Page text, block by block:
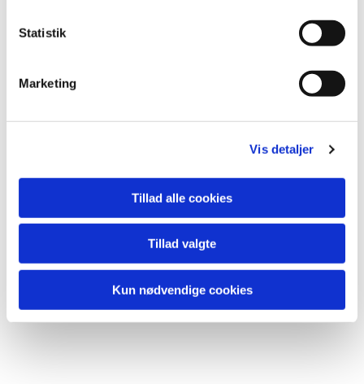
Statistik
Marketing
Vis detaljer
Tillad alle cookies
Tillad valgte
Kun nødvendige cookies
Du vil måske også kunne lide...